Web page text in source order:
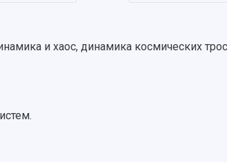
и хаос, динамика космических